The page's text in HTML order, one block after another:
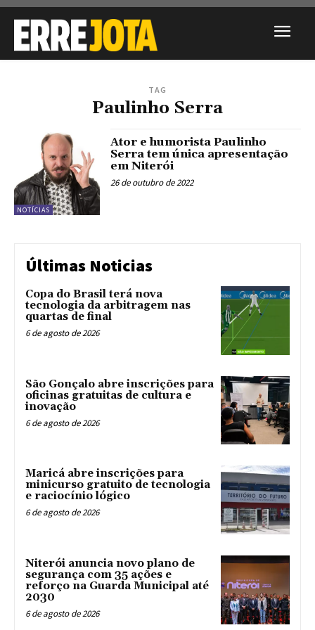
TAG
Paulinho Serra
NOTÍCIAS
Ator e humorista Paulinho
Serra tem única apresentação
em Niterói
26 de outubro de 2022
Últimas Noticias
Copa do Brasil terá nova
tecnologia da arbitragem nas
quartas de final
6 de agosto de 2026
São Gonçalo abre inscrições para
oficinas gratuitas de cultura e
inovação
6 de agosto de 2026
Maricá abre inscrições para
minicurso gratuito de tecnologia
e raciocínio lógico
6 de agosto de 2026
Niterói anuncia novo plano de
segurança com 35 ações e
reforço na Guarda Municipal até
2030
6 de agosto de 2026